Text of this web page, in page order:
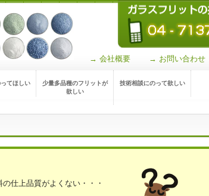
→ 会社概要 → お問い合わせ
てほしい
少量多品種のフリットが
欲しい
技術相談にのって欲しい
仕上品質がよくない・・・